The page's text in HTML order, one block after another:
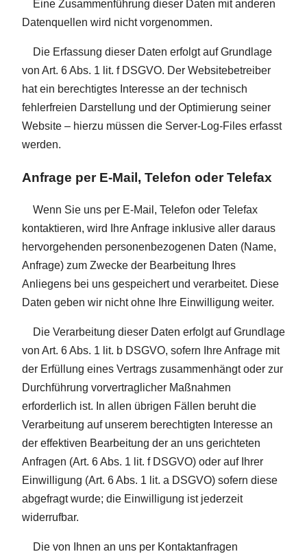
Eine Zusammenführung dieser Daten mit anderen
Datenquellen wird nicht vorgenommen.
Die Erfassung dieser Daten erfolgt auf Grundlage
von Art. 6 Abs. 1 lit. f DSGVO. Der Websitebetreiber
hat ein berechtigtes Interesse an der technisch
fehlerfreien Darstellung und der Optimierung seiner
Website – hierzu müssen die Server-Log-Files erfasst
werden.
Anfrage per E-Mail, Telefon oder Telefax
Wenn Sie uns per E-Mail, Telefon oder Telefax
kontaktieren, wird Ihre Anfrage inklusive aller daraus
hervorgehenden personenbezogenen Daten (Name,
Anfrage) zum Zwecke der Bearbeitung Ihres
Anliegens bei uns gespeichert und verarbeitet. Diese
Daten geben wir nicht ohne Ihre Einwilligung weiter.
Die Verarbeitung dieser Daten erfolgt auf Grundlage
von Art. 6 Abs. 1 lit. b DSGVO, sofern Ihre Anfrage mit
der Erfüllung eines Vertrags zusammenhängt oder zur
Durchführung vorvertraglicher Maßnahmen
erforderlich ist. In allen übrigen Fällen beruht die
Verarbeitung auf unserem berechtigten Interesse an
der effektiven Bearbeitung der an uns gerichteten
Anfragen (Art. 6 Abs. 1 lit. f DSGVO) oder auf Ihrer
Einwilligung (Art. 6 Abs. 1 lit. a DSGVO) sofern diese
abgefragt wurde; die Einwilligung ist jederzeit
widerrufbar.
Die von Ihnen an uns per Kontaktanfragen